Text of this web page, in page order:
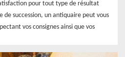
pour tout type de résultat
succession, un antiquaire peut vous
vos consignes ainsi que vos